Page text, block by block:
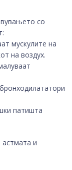
со
мускулите на
на воздух.
патишта
и